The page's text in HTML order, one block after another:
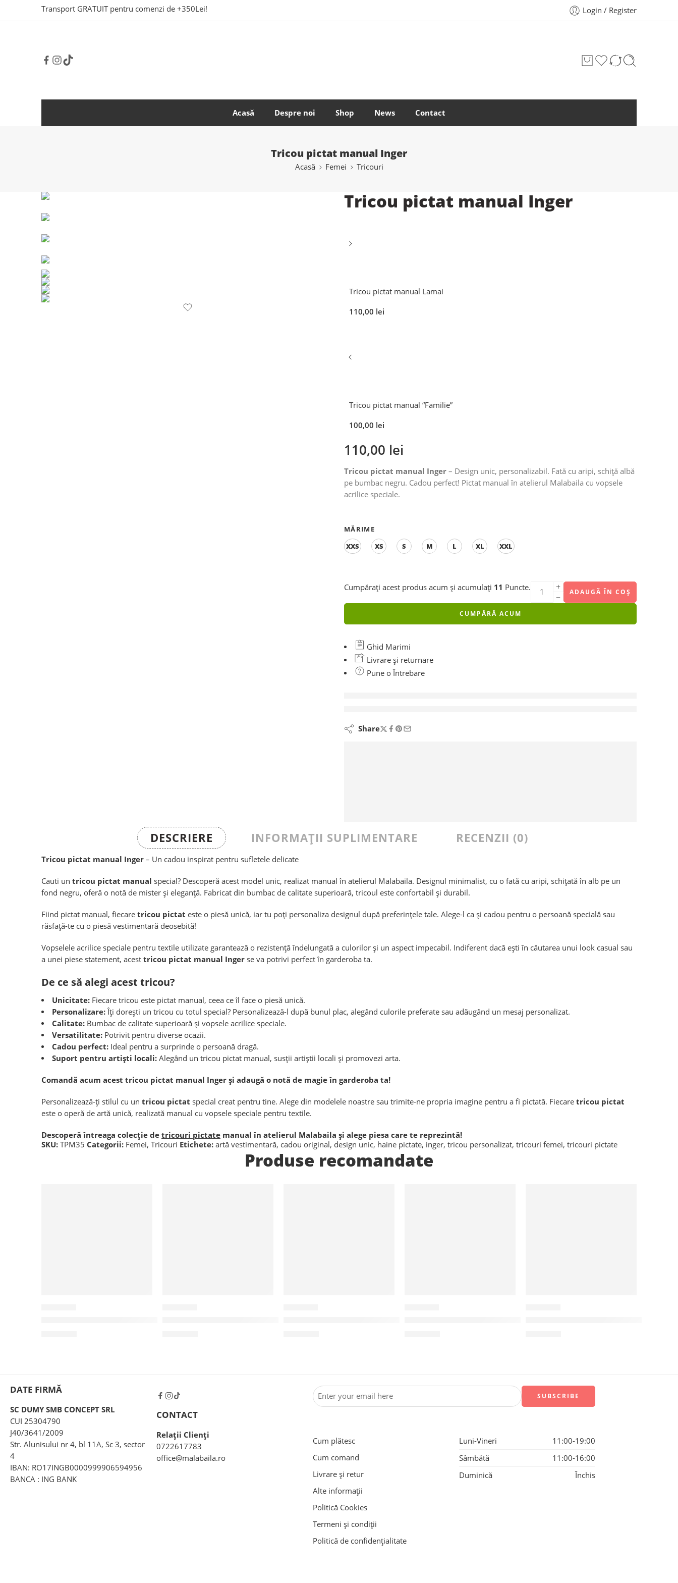
Transport GRATUIT pentru comenzi de +350Lei! Login / Register
Acasă Despre noi Shop News Contact
Tricou pictat manual Inger
Acasă Femei Tricouri
Tricou pictat manual Inger
Tricou pictat manual Lamai
110,00 lei
Tricou pictat manual “Familie”
100,00 lei
110,00 lei
Tricou pictat manual Inger – Design unic, personalizabil. Fată cu aripi, schiță albă
pe bumbac negru. Cadou perfect! Pictat manual în atelierul Malabaila cu vopsele
acrilice speciale.
MĂRIME
XXS
XS S M L XL XXL
Cumpărați acest produs acum și acumulați 11 Puncte. ADAUGĂ ÎN COȘ
CUMPĂRĂ ACUM
Ghid Marimi
Livrare și returnare
Pune o Întrebare
Share
DESCRIERE INFORMAȚII SUPLIMENTARE RECENZII (0)
Tricou pictat manual Inger – Un cadou inspirat pentru sufletele delicate
Cauti un tricou pictat manual special? Descoperă acest model unic, realizat manual în atelierul Malabaila. Designul minimalist, cu o fată cu aripi, schițată în alb pe un
fond negru, oferă o notă de mister și eleganță. Fabricat din bumbac de calitate superioară, tricoul este confortabil și durabil.
Fiind pictat manual, fiecare tricou pictat este o piesă unică, iar tu poți personaliza designul după preferințele tale. Alege-l ca și cadou pentru o persoană specială sau
răsfață-te cu o piesă vestimentară deosebită!
Vopselele acrilice speciale pentru textile utilizate garantează o rezistență îndelungată a culorilor și un aspect impecabil. Indiferent dacă ești în căutarea unui look casual sau
a unei piese statement, acest tricou pictat manual Inger se va potrivi perfect în garderoba ta.
De ce să alegi acest tricou?
Unicitate:Fiecare tricou este pictat manual, ceea ce îl face o piesă unică.
Personalizare:Îți dorești un tricou cu totul special? Personalizează-l după bunul plac, alegând culorile preferate sau adăugând un mesaj personalizat.
Calitate:Bumbac de calitate superioară și vopsele acrilice speciale.
Versatilitate:Potrivit pentru diverse ocazii.
Cadou perfect:Ideal pentru a surprinde o persoană dragă.
Suport pentru artiști locali:Alegând un tricou pictat manual, susții artiștii locali și promovezi arta.
Comandă acum acest tricou pictat manual Inger și adaugă o notă de magie în garderoba ta!
Personalizează-ți stilul cu un tricou pictat special creat pentru tine. Alege din modelele noastre sau trimite-ne propria imagine pentru a fi pictată. Fiecare tricou pictat
este o operă de artă unică, realizată manual cu vopsele speciale pentru textile.
Descoperă întreaga colecție de tricouri pictate manual în atelierul Malabaila și alege piesa care te reprezintă!
SKU: TPM35 Categorii: Femei, Tricouri Etichete: artă vestimentară, cadou original, design unic, haine pictate, inger, tricou personalizat, tricouri femei, tricouri pictate
Produse recomandate
DATE FIRMĂ
SC DUMY SMB CONCEPT SRL
CUI 25304790
J40/3641/2009
Str. Alunisului nr 4, bl 11A, Sc 3, sector
4
IBAN: RO17INGB0000999906594956
BANCA : ING BANK
CONTACT
Relații Clienți
0722617783
office@malabaila.ro
Cum plătesc
Cum comand
Livrare și retur
Alte informații
Politică Cookies
Termeni și condiții
Politică de confidențialitate
Luni-Vineri
11:00-19:00
Sâmbătă
11:00-16:00
Duminică
Închis